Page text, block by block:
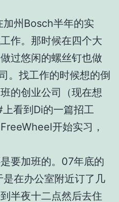
州 Bosch半年的实
作。那时候在四个大
过悠闲的螺丝钉也做
。找工作的时候想的倒
的创业公司（现在想
上看到 Di的一篇招工
FreeWheel开始实习，
要加班的。 07年底的
是在办公室附近订了几
半夜十二点然后去住